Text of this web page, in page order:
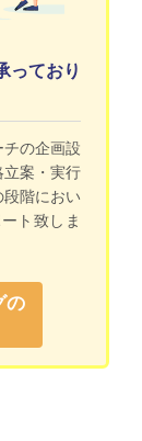
っており
の企画設
立案・実行
階におい
ト致しま
の